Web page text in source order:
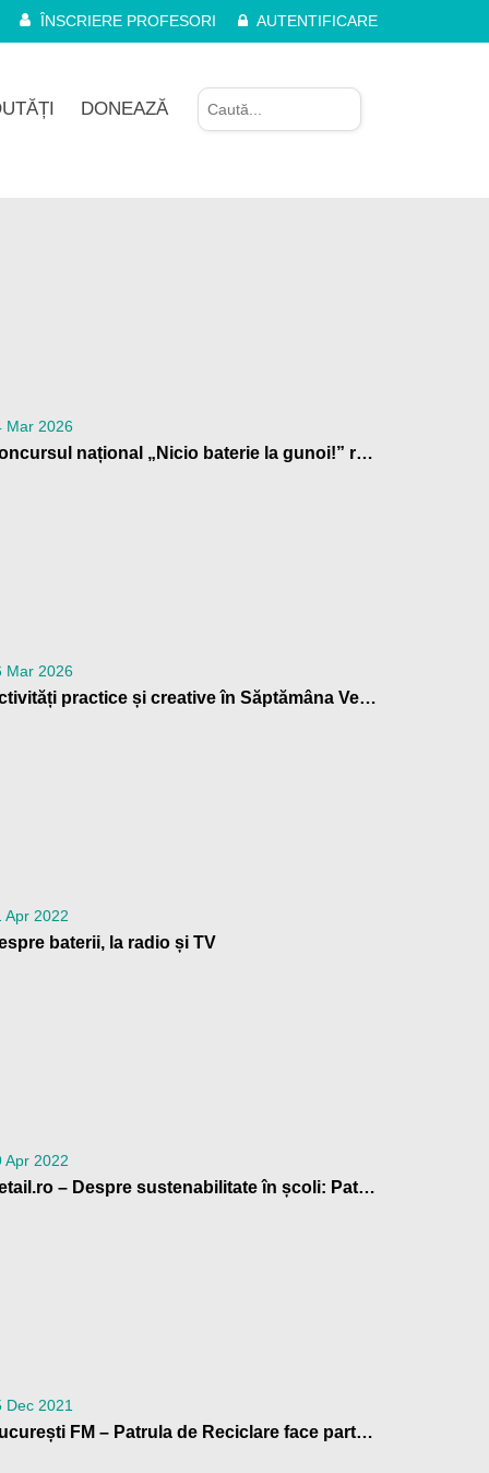
ÎNSCRIERE PROFESORI AUTENTIFICARE
DONEAZĂ
Mar 2026
Concursul național „Nicio baterie la gunoi!” revine: o nouă ediție cu premii pentru școlile din România care contribuie la reciclarea bateriilor
Mar 2026
Activități practice și creative în Săptămâna Verde, la GreenUp my school
Apr 2022
baterii, la radio și TV
Apr 2022
Retail.ro – Despre sustenabilitate în școli: Patrula de Reciclare, un program de educație de mediu pentru profesori și copii
Dec 2021
București FM – Patrula de Reciclare face parte din „România de nota 10”